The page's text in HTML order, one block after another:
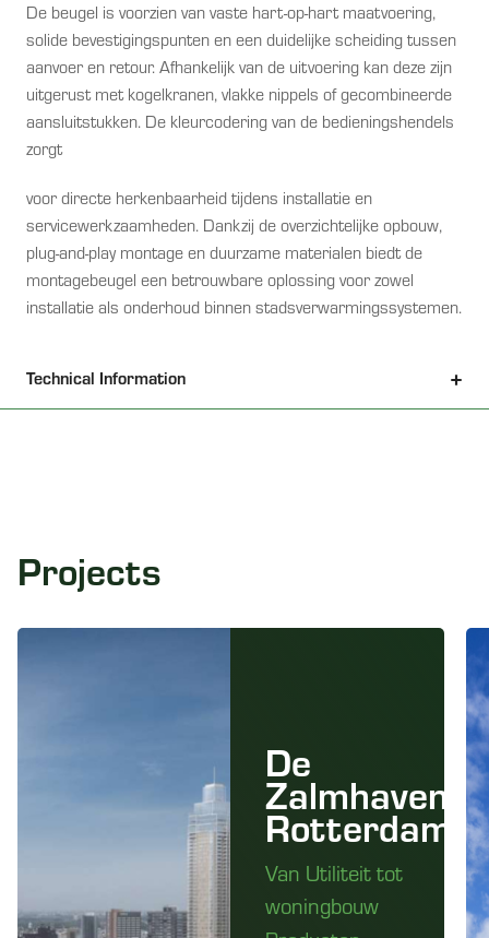
De beugel is voorzien van vaste hart-op-hart maatvoering,
solide bevestigingspunten en een duidelijke scheiding tussen
aanvoer en retour. Afhankelijk van de uitvoering kan deze zijn
uitgerust met kogelkranen, vlakke nippels of gecombineerde
aansluitstukken. De kleurcodering van de bedieningshendels
zorgt
voor directe herkenbaarheid tijdens installatie en
servicewerkzaamheden. Dankzij de overzichtelijke opbouw,
plug-and-play montage en duurzame materialen biedt de
montagebeugel een betrouwbare oplossing voor zowel
installatie als onderhoud binnen stadsverwarmingssystemen.
Technical Information
Projects
De
Zalmhaven
Rotterdam
Van Utiliteit tot
woningbouw